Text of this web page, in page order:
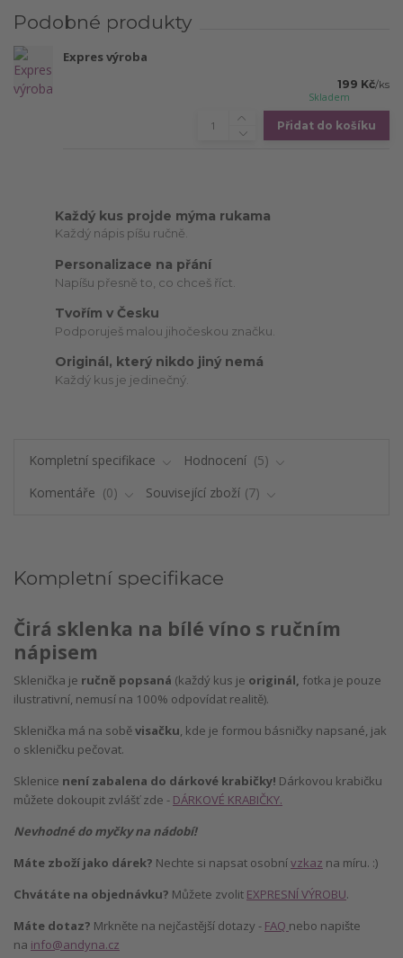
Podobné produkty
Expres výroba
199 Kč/ks
Skladem
Přidat do košíku
Každý kus projde mýma rukama
Každý nápis píšu ručně.
Personalizace na přání
Napíšu přesně to, co chceš říct.
Tvořím v Česku
Podporuješ malou jihočeskou značku.
Originál, který nikdo jiný nemá
Každý kus je jedinečný.
Kompletní specifikace Hodnocení
5
Komentáře
0 Související zboží 7
Kompletní specifikace
Čirá sklenka na bílé víno s ručním
nápisem
Sklenička je ručně popsaná (každý kus je originál, fotka je pouze
ilustrativní, nemusí na 100% odpovídat realitě).
Sklenička má na soběvisačku, kde je formou básničky napsané, jak
o skleničku pečovat.
Sklenice není zabalena do dárkové krabičky! Dárkovou krabičku
můžete dokoupit zvlášť zde - DÁRKOVÉ KRABIČKY.
Nevhodné do myčky na nádobí!
Máte zboží jako dárek? Nechte si napsat osobnívzkaz na míru. :)
Chvátáte na objednávku? Můžete zvolit EXPRESNÍ VÝROBU.
Máte dotaz? Mrkněte na nejčastější dotazy - FAQ nebo napište
na info@andyna.cz